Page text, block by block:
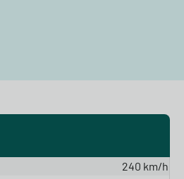
240 km/h